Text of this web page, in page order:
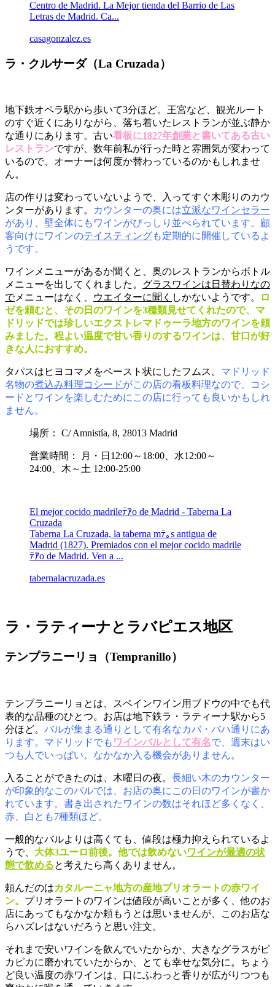
Centro de Madrid. La Mejor tienda del Barrio de Las
Letras de Madrid. Ca...
casagonzalez.es
ラ・クルサーダ（La Cruzada）
地下鉄オペラ駅から歩いて3分ほど。王宮など、観光ルート
のすぐ近くにありながら、落ち着いたレストランが並ぶ静か
な通りにあります。古い看板に1827年創業と書いてある古い
レストランですが、数年前私が行った時と雰囲気が変わって
いるので、オーナーは何度か替わっているのかもしれませ
ん。
店の作りは変わっていないようで、入ってすぐ木彫りのカウ
ンターがあります。
カウンターの奥には立派なワインセラー
があり、壁全体にもワインがびっしり並べられています。顧
客向けにワインのテイスティングも定期的に開催しているよ
うです。
ワインメニューがあるか聞くと、奥のレストランからボトル
メニューを出してくれました。 グラスワインは日替わりなの
でメニューはなく、 ウエイターに聞く しかないようです。
ロ
ゼを頼むと、その日のワインを3種類見せてくれたので、マ
ドリッドでは珍しいエクストレマドゥーラ地方のワインを頼
みました。程よい温度で甘い香りのするワインは、甘口が好
きな人におすすめ。
タパスはヒヨコマメをペースト状にしたフムス。 マドリッド
名物の煮込み料理コシードがこの店の看板料理なので、コシ
ードとワインを楽しむためにこの店に行っても良いかもしれ
ません。
場所： C/ Amnistía, 8, 28013 Madrid
営業時間： 月・日12:00～18:00、水12:00～
24:00、木～土 12:00-25:00
El mejor cocido madrileﾃｱo de Madrid - Taberna La
Cruzada
Taberna La Cruzada, la taberna mﾃ｡s antigua de
Madrid (1827). Premiados con el mejor cocido madrile
ﾃｱo de Madrid. Ven a ...
tabernalacruzada.es
ラ・ラティーナとラバピエス地区
テンプラニーリョ（Tempranillo）
テンプラニーリョとは、スペインワイン用ブドウの中でも代
表的な品種のひとつ。お店は地下鉄ラ・ラティーナ駅から5
分ほど。 バルが集まる通りとして有名なカバ・バハ通りにあ
ります。マドリッドでも ワインバルとして有名で、週末はい
つも人でいっぱい。なかなか入る機会がありません。
入ることができたのは、木曜日の夜。 長細い木のカウンター
が印象的なこのバルでは、お店の奥にこの日のワインが書か
れています。書き出されたワインの数はそれほど多くなく、
赤、白とも7種類ほど。
一般的なバルよりは高くても、値段は極力抑えられているよ
うで、 大体3ユーロ前後。他では飲めないワインが最適の状
態で飲めると考えたら高くありません。
頼んだのはカタルーニャ地方の産地プリオラートの赤ワイ
ン。 プリオラートのワインは値段が高いことが多く、他のお
店にあってもなかなか頼もうとは思いませんが、このお店な
らハズレはないだろうと思い注文。
それまで安いワインを飲んでいたからか、大きなグラスがピ
カピカに磨かれていたからか、とても幸せな気分に。ちょう
ど良い温度の赤ワインは、口にふわっと香りが広がりつつも